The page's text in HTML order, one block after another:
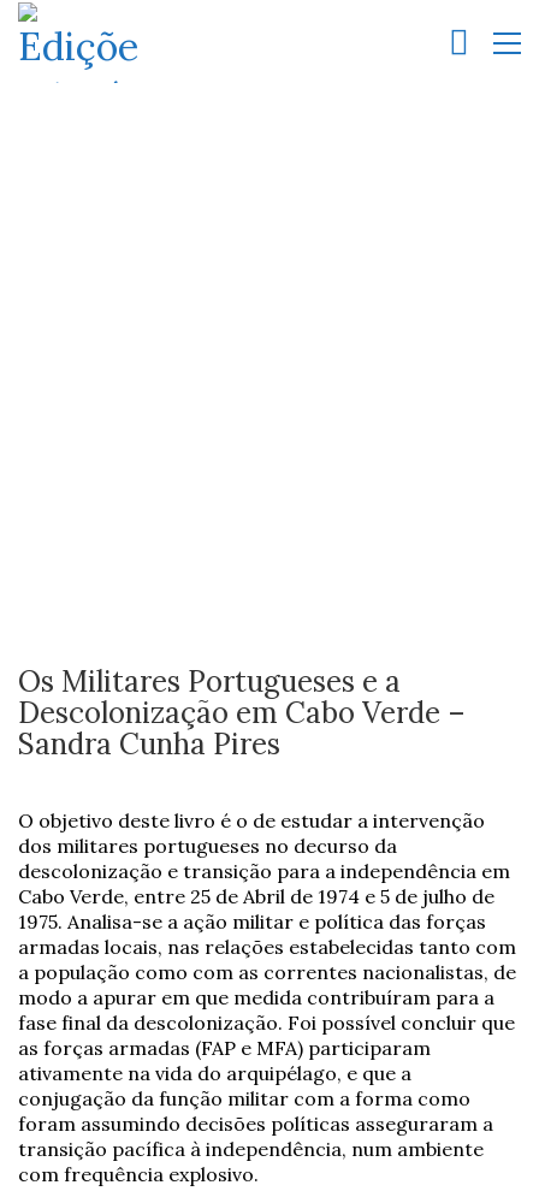
Os Militares Portugueses e a
Descolonização em Cabo Verde –
Sandra Cunha Pires
O objetivo deste livro é o de estudar a intervenção
dos militares portugueses no decurso da
descolonização e transição para a independência em
Cabo Verde, entre 25 de Abril de 1974 e 5 de julho de
1975. Analisa-se a ação militar e política das forças
armadas locais, nas relações estabelecidas tanto com
a população como com as correntes nacionalistas, de
modo a apurar em que medida contribuíram para a
fase final da descolonização. Foi possível concluir que
as forças armadas (FAP e MFA) participaram
ativamente na vida do arquipélago, e que a
conjugação da função militar com a forma como
foram assumindo decisões políticas asseguraram a
transição pacífica à independência, num ambiente
com frequência explosivo.